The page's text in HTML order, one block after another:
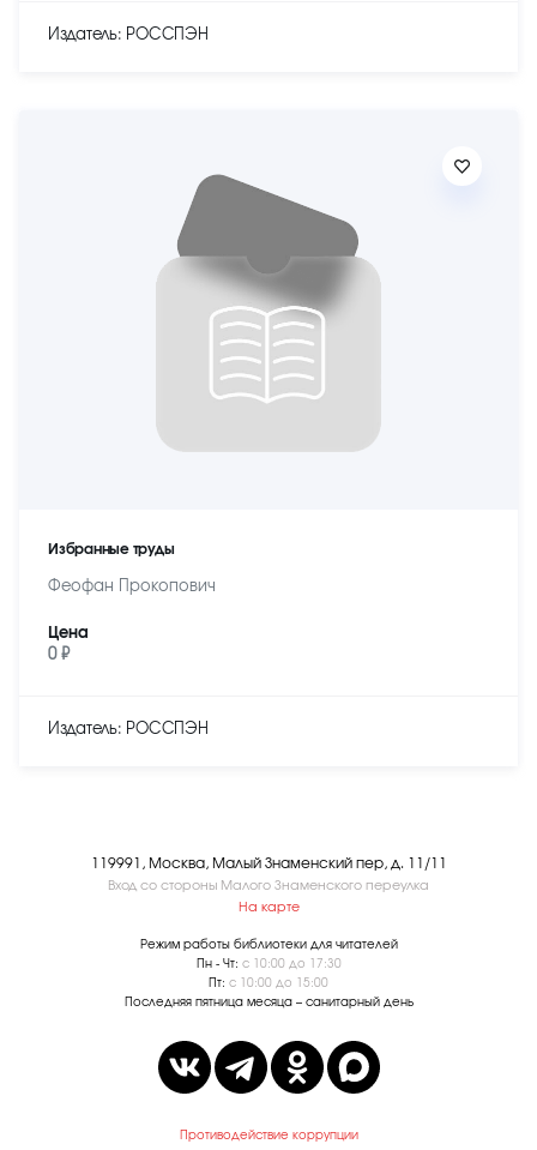
Издатель: РОССПЭН
Избранные труды
Феофан Прокопович
Цена
0 ₽
Издатель: РОССПЭН
119991, Москва, Малый Знаменский пер, д. 11/11
Вход со стороны Малого Знаменского переулка
На карте
Режим работы библиотеки для читателей
Пн - Чт: с 10:00 до 17:30
Пт: с 10:00 до 15:00
Последняя пятница месяца – санитарный день
Противодействие коррупции